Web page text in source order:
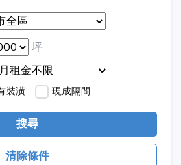
坪
裝潢 現成隔間
搜尋
清除條件